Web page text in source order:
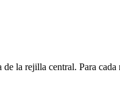
la rejilla central. Para